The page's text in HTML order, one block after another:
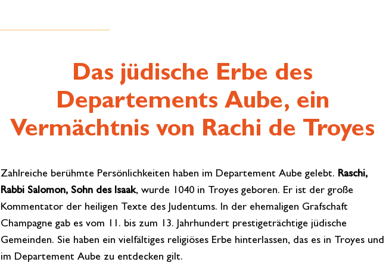
Das jüdische Erbe des
Departements Aube, ein
Vermächtnis von Rachi de Troyes
Zahlreiche berühmte Persönlichkeiten haben im Departement Aube gelebt. Raschi,
Rabbi Salomon, Sohn des Isaak, wurde 1040 in Troyes geboren. Er ist der große
Kommentator der heiligen Texte des Judentums. In der ehemaligen Grafschaft
Champagne gab es vom 11. bis zum 13. Jahrhundert prestigeträchtige jüdische
Gemeinden. Sie haben ein vielfältiges religiöses Erbe hinterlassen, das es in Troyes und
im Departement Aube zu entdecken gilt.